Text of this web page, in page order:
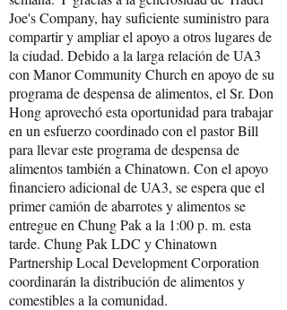
Joe's Company, hay suficiente suministro para
compartir y ampliar el apoyo a otros lugares de
la ciudad. Debido a la larga relación de UA3
con Manor Community Church en apoyo de su
programa de despensa de alimentos, el Sr. Don
Hong aprovechó esta oportunidad para trabajar
en un esfuerzo coordinado con el pastor Bill
para llevar este programa de despensa de
alimentos también a Chinatown. Con el apoyo
financiero adicional de UA3, se espera que el
primer camión de abarrotes y alimentos se
entregue en Chung Pak a la 1:00 p. m. esta
tarde. Chung Pak LDC y Chinatown
Partnership Local Development Corporation
coordinarán la distribución de alimentos y
comestibles a la comunidad.